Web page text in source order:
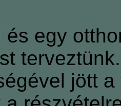
és egy
jött